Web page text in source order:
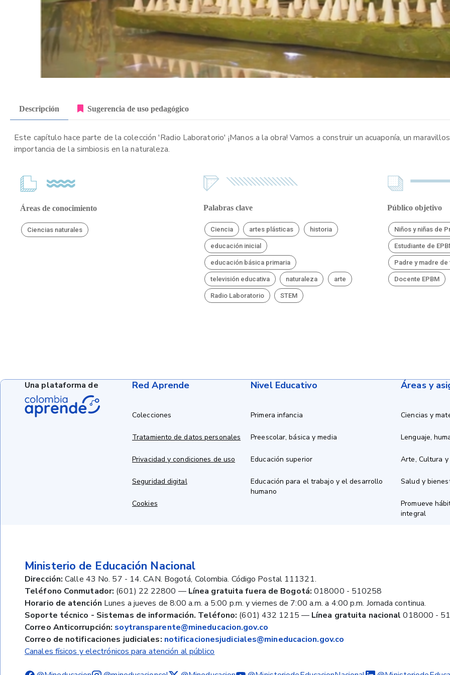
Descripción Sugerencia de uso pedagógico
Este capítulo hace parte de la colección 'Radio Laboratorio' ¡Manos a la obra! Vamos a construir un acuaponía, un
importancia de la simbiosis en la naturaleza.
Áreas de conocimiento
Ciencias naturales
Palabras clave
Ciencia artes plásticas historia
educación inicial
educación básica primaria
televisión educativa naturaleza arte
Radio Laboratorio STEM
Público objetivo
Niños y niñas de
Estudiante de
Padre y madre de
Docente EPBM
Red Aprende
Colecciones
Tratamiento de datos personales
Privacidad y condiciones de uso
Seguridad digital
Cookies
Nivel Educativo
Primera infancia
Preescolar, básica y media
Educación superior
Educación para el trabajo y el desarrollo
humano
Áreas y
Ciencias y
Lenguaje,
Arte, Cultura y
Salud y
Promueve
integral
Ministerio de Educación Nacional
Dirección: Calle 43 No. 57 - 14. CAN. Bogotá, Colombia. Código Postal 111321.
Teléfono Conmutador: (601) 22 22800 — Línea gratuita fuera de Bogotá: 018000 - 510258
Horario de atención Lunes a jueves de 8:00 a.m. a 5:00 p.m. y viernes de 7:00 a.m. a 4:00 p.m. Jornada continua.
Soporte técnico - Sistemas de información. Teléfono: (601) 432 1215 — Línea gratuita nacional 018000 -
Correo Anticorrupción: soytransparente@mineducacion.gov.co
Correo de notificaciones judiciales: notificacionesjudiciales@mineducacion.gov.co
Canales físicos y electrónicos para atención al público
Una plataforma de